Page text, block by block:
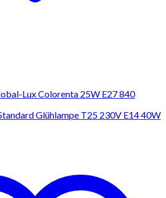
Lux Colorenta 25W E27 840